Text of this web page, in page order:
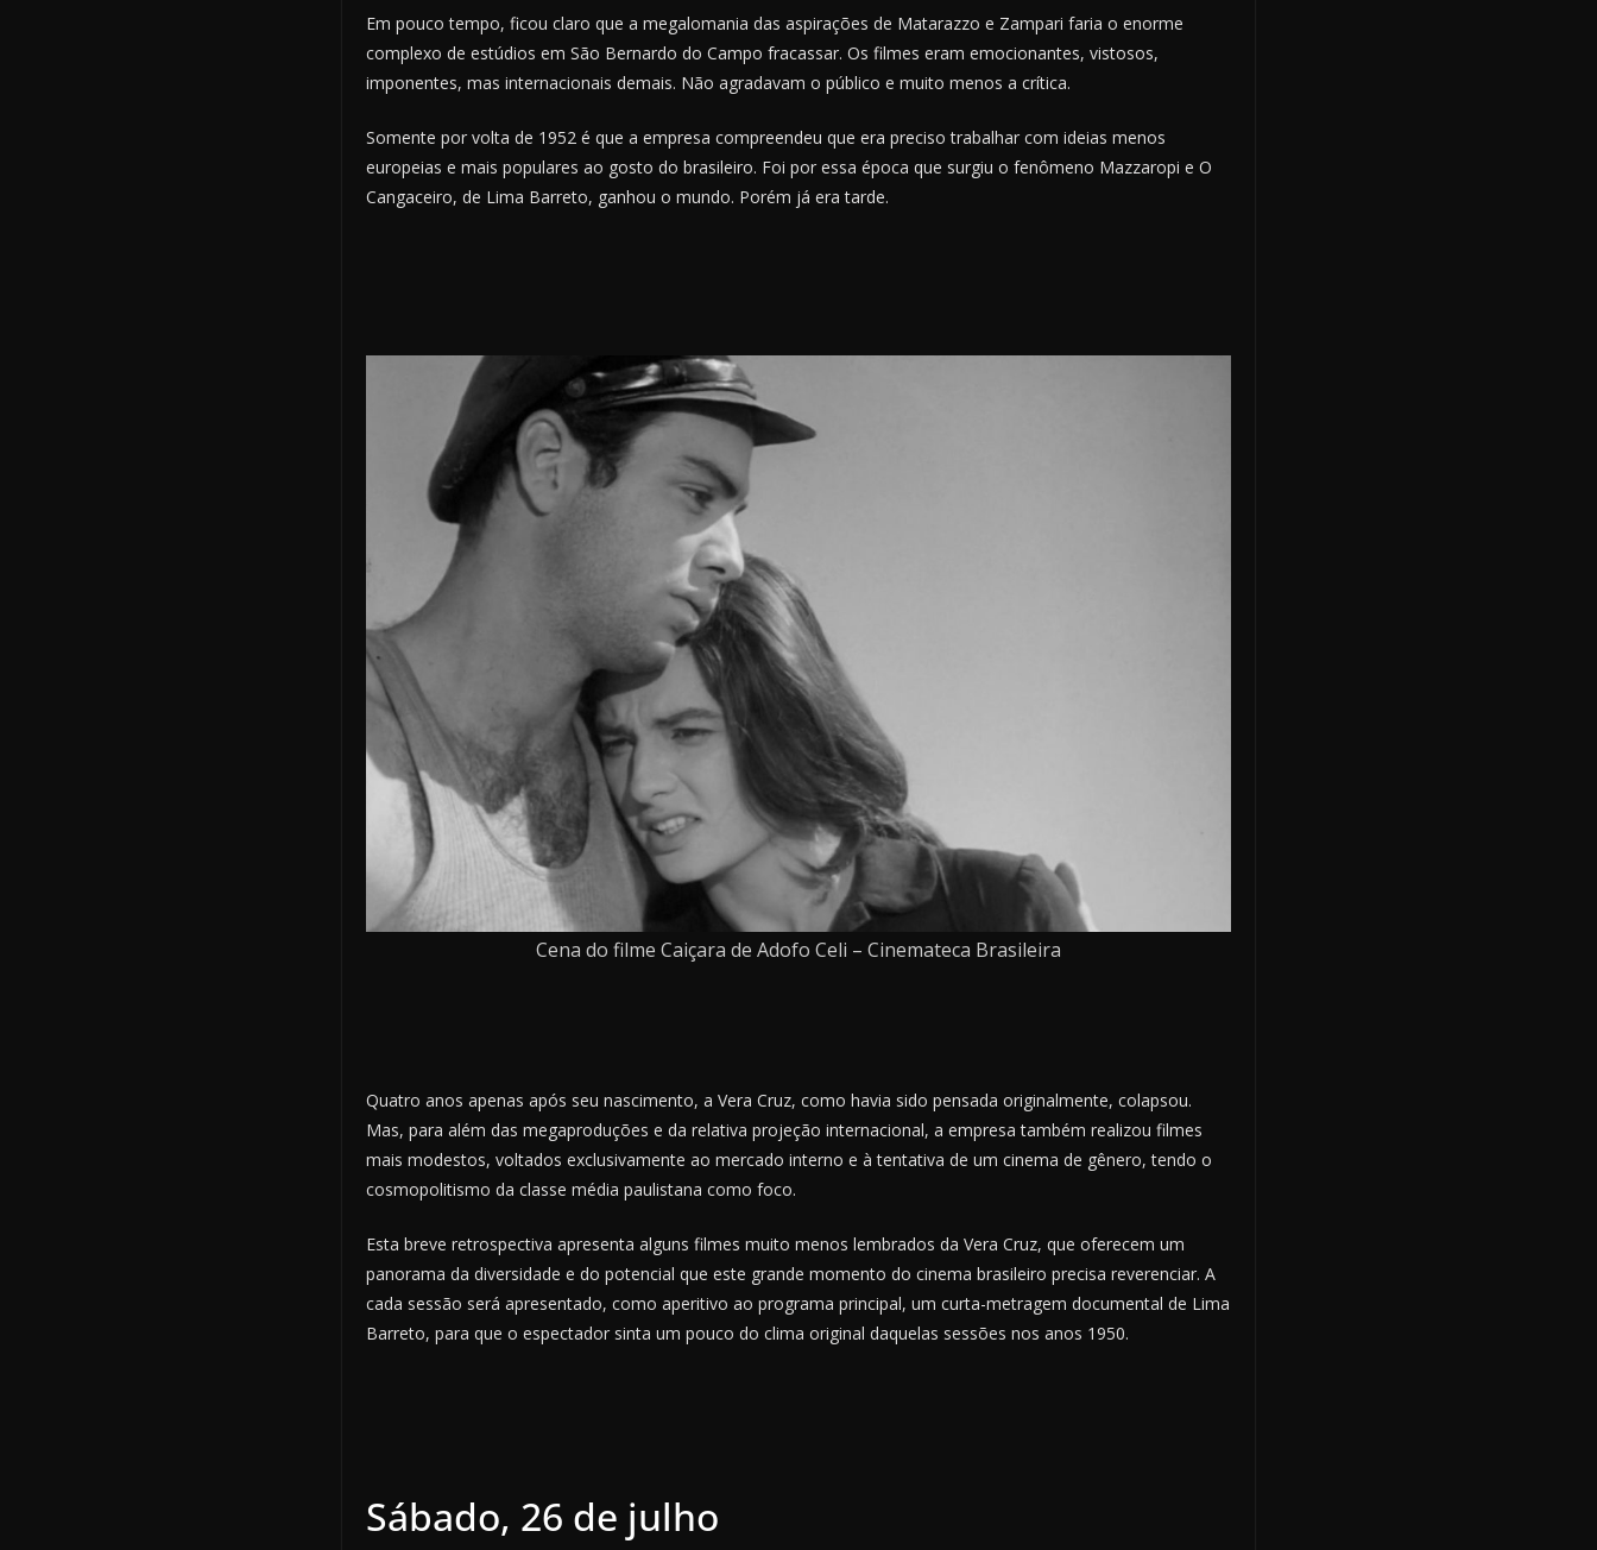
Em pouco tempo, ficou claro que a megalomania das aspirações de Matarazzo e Zampari faria o enorme
complexo de estúdios em São Bernardo do Campo fracassar. Os filmes eram emocionantes, vistosos,
imponentes, mas internacionais demais. Não agradavam o público e muito menos a crítica.
Somente por volta de 1952 é que a empresa compreendeu que era preciso trabalhar com ideias menos
europeias e mais populares ao gosto do brasileiro. Foi por essa época que surgiu o fenômeno Mazzaropi e O
Cangaceiro, de Lima Barreto, ganhou o mundo. Porém já era tarde.
Cena do filme Caiçara de Adofo Celi – Cinemateca Brasileira
Quatro anos apenas após seu nascimento, a Vera Cruz, como havia sido pensada originalmente, colapsou.
Mas, para além das megaproduções e da relativa projeção internacional, a empresa também realizou filmes
mais modestos, voltados exclusivamente ao mercado interno e à tentativa de um cinema de gênero, tendo o
cosmopolitismo da classe média paulistana como foco.
Esta breve retrospectiva apresenta alguns filmes muito menos lembrados da Vera Cruz, que oferecem um
panorama da diversidade e do potencial que este grande momento do cinema brasileiro precisa reverenciar. A
cada sessão será apresentado, como aperitivo ao programa principal, um curta-metragem documental de Lima
Barreto, para que o espectador sinta um pouco do clima original daquelas sessões nos anos 1950.
Sábado, 26 de julho